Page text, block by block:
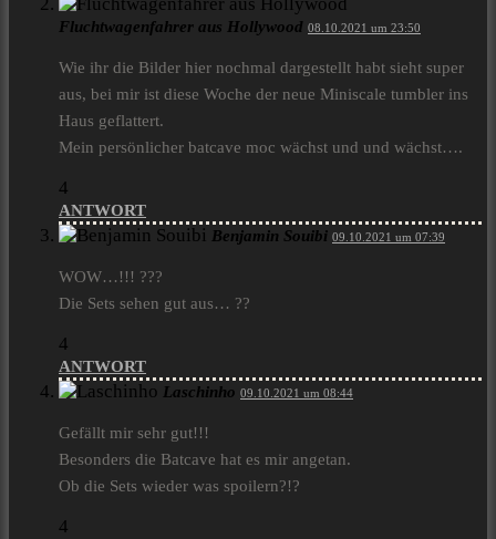
Fluchtwagenfahrer aus Hollywood 08.10.2021 um 23:50
Wie ihr die Bilder hier nochmal dargestellt habt sieht super
aus, bei mir ist diese Woche der neue Miniscale tumbler ins
Haus geflattert.
Mein persönlicher batcave moc wächst und und wächst….
4
ANTWORT
Benjamin Souibi 09.10.2021 um 07:39
WOW…!!! ???
Die Sets sehen gut aus… ??
4
ANTWORT
Laschinho 09.10.2021 um 08:44
Gefällt mir sehr gut!!!
Besonders die Batcave hat es mir angetan.
Ob die Sets wieder was spoilern?!?
4